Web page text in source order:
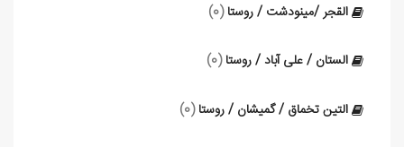
القجر /مینودشت / روستا (0)
الستان / علی آباد / روستا (0)
التین تخماق / گمیشان / روستا (0)